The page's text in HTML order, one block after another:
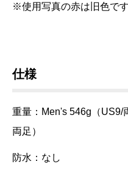
※使用写真の赤は旧色です
仕様
重量：Men's 546g（US9/
両足）
防水：なし